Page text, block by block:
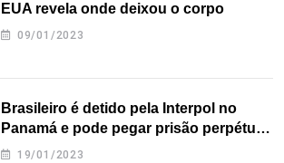
EUA revela onde deixou o corpo
09/01/2023
Brasileiro é detido pela Interpol no
Panamá e pode pegar prisão perpétua
nos EUA
19/01/2023